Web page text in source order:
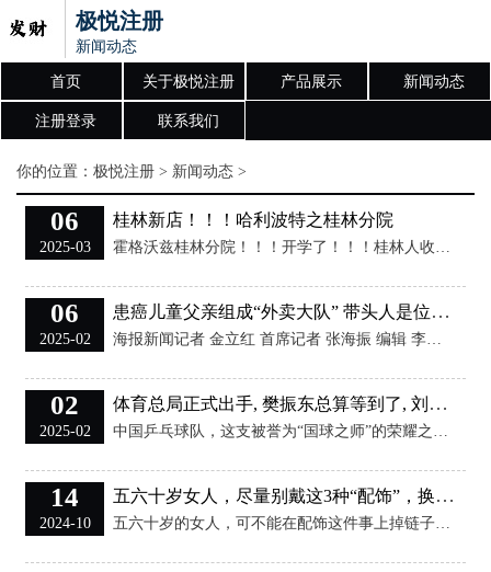
极悦注册
新闻动态
首页 关于极悦注册 产品展示 新闻动态
注册登录 联系我们
你的位置： 极悦注册 > 新闻动态 >
06
2025-03
桂林新店！！！哈利波特之桂林分院
霍格沃兹桂林分院！！！开学了！！！桂林人收到通知了没！！！麻瓜们还不穿上你们的袍子来聚？？？沉浸式拍照吃喝盘魔法棒！！！店里有咖啡有酒有小吃蛋糕和主食大家自由选择，不贵！！！！
06
2025-02
患癌儿童父亲组成“外卖大队” 带头人是位“95后”：我女儿因癌症去世 希望有人能记得她
海报新闻记者 金立红 首席记者 张海振 编辑 李硕琳 俯卧撑、深蹲、仰卧起坐，直播间里，几位穿着外卖员服装的男子费力地表演。白天，他们是奔波在路上的外卖员，晚上，他们想用自己的体力换取一些“打赏”，以换来给孩子治病的希望。 1月7日，海报新闻记者抵达山东省肿瘤医院附近，见到了这个由二十几位父亲组成的“外卖大队”。这一队伍由“95后”父亲张军领头，2023年其女儿因癌症病情加重去世。2024年10月份开始，张军利用自己的抖音账号带着这群孩子父亲进行直播：“冬天是外卖行业最苦最难的时候，我自己受过
02
2025-02
体育总局正式出手, 樊振东总算等到了, 刘国梁摊牌了!
中国乒乓球队，这支被誉为“国球之师”的荣耀之师，正面临着前所未有的挑战与变革。昔日赛场上的风云人物，如今或淡出江湖，或肩负新使命，而他们的每一次动向都牵动着亿万球迷的心。在这份沉甸甸的热爱背后，一股不良风气悄然兴起——饭圈文化的畸形蔓延，不仅扰乱了体育竞技的纯粹，更在一定程度上影响了国乒的备战与形象。 但就在这个关键节点，央视的一则报道如同甘霖普降，为国乒带来了期盼已久的喜讯：体育总局重拳出击，誓要荡涤这股歪风邪气，为樊振东等名将扫清障碍，而刘国梁教练的坦诚表态，更是为国乒的未来绘制了一幅清晰
14
2024-10
五六十岁女人，尽量别戴这3种“配饰”，换成这些更气质好看
五六十岁的女人，可不能在配饰这件事上掉链子！毕竟，一件精致的配饰能让你瞬间从路人变女神，但选不好，那可真是把自己往老年人堆里推。 作为一个跟你们一样的中年女性，我今天就来跟大家聊聊，咱们这个年纪到底该如何挑选配饰，让自己看起来更有气质，更有魅力。 （一）远离这三种雷区配饰，显老又俗气 第一种、颜色太花太老气，质感太厚实的帽子 图上这种这就是老一辈那个年代最流行的款式，但是现在戴这种帽子，简直就是在给自己贴“老奶奶”的标签，这种帽子不仅颜色太花哨，而且质感厚实，戴上去就像顶了个小房子，不仅不时尚